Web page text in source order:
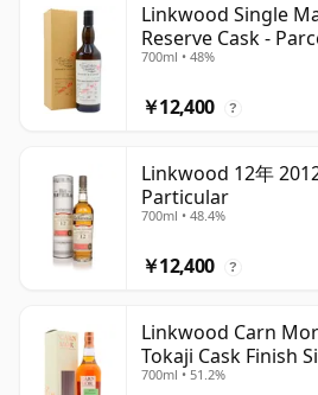
Linkwood Single
Reserve Cask -
700ml • 48%
￥12,400 ?
Linkwood 12年
Particular
700ml • 48.4%
￥12,400 ?
Linkwood Carn
Tokaji Cask Finish
700ml • 51.2%